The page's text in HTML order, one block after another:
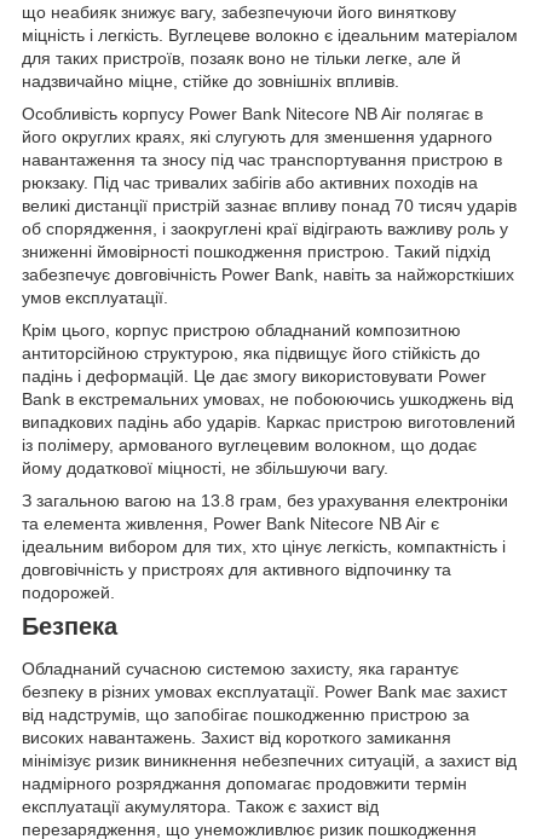
що неабияк знижує вагу, забезпечуючи його виняткову
міцність і легкість. Вуглецеве волокно є ідеальним матеріалом
для таких пристроїв, позаяк воно не тільки легке, але й
надзвичайно міцне, стійке до зовнішніх впливів.
Особливість корпусу Power Bank Nitecore NB Air полягає в
його округлих краях, які слугують для зменшення ударного
навантаження та зносу під час транспортування пристрою в
рюкзаку. Під час тривалих забігів або активних походів на
великі дистанції пристрій зазнає впливу понад 70 тисяч ударів
об спорядження, і заокруглені краї відіграють важливу роль у
зниженні ймовірності пошкодження пристрою. Такий підхід
забезпечує довговічність Power Bank, навіть за найжорсткіших
умов експлуатації.
Крім цього, корпус пристрою обладнаний композитною
антиторсійною структурою, яка підвищує його стійкість до
падінь і деформацій. Це дає змогу використовувати Power
Bank в екстремальних умовах, не побоюючись ушкоджень від
випадкових падінь або ударів. Каркас пристрою виготовлений
із полімеру, армованого вуглецевим волокном, що додає
йому додаткової міцності, не збільшуючи вагу.
З загальною вагою на 13.8 грам, без урахування електроніки
та елемента живлення, Power Bank Nitecore NB Air є
ідеальним вибором для тих, хто цінує легкість, компактність і
довговічність у пристроях для активного відпочинку та
подорожей.
Безпека
Обладнаний сучасною системою захисту, яка гарантує
безпеку в різних умовах експлуатації. Power Bank має захист
від надструмів, що запобігає пошкодженню пристрою за
високих навантажень. Захист від короткого замикання
мінімізує ризик виникнення небезпечних ситуацій, а захист від
надмірного розряджання допомагає продовжити термін
експлуатації акумулятора. Також є захист від
перезарядження, що унеможливлює ризик пошкодження